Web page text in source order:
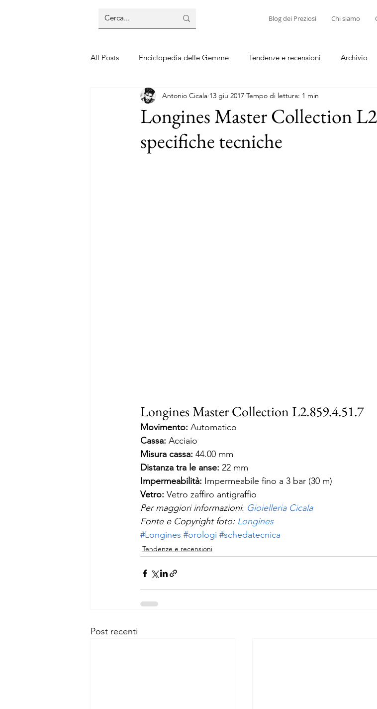
Blog dei Preziosi Chi siamo
All Posts Enciclopedia delle Gemme Tendenze e recensioni Archivio
Guide sui gioielli Guide sui diamanti Guide su corallo e cammei
Longines Master Collection
specifiche tecniche
Antonio Cicala 13 giu 2017 Tempo di lettura: 1 min
Longines Master Collection L2.859.4.51.7
Movimento: Automatico
Cassa: Acciaio
Misura cassa: 44.00 mm
Distanza tra le anse: 22 mm
Impermeabilità: Impermeabile fino a 3 bar (30 m)
Vetro: Vetro zaffiro antigraffio
Per maggiori informazioni: Gioielleria Cicala
Fonte e Copyright foto: Longines
#Longines #orologi #schedatecnica
Tendenze e recensioni
Post recenti